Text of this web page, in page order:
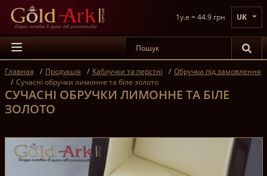
UK
1y.e = 44.9 грн
Главная Продукція Каблучки та перстні
Обручки під замовлення
Сучасні обручки лимонне та біле золото
СУЧАСНІ ОБРУЧКИ ЛИМОННЕ ТА БІЛЕ
ЗОЛОТО